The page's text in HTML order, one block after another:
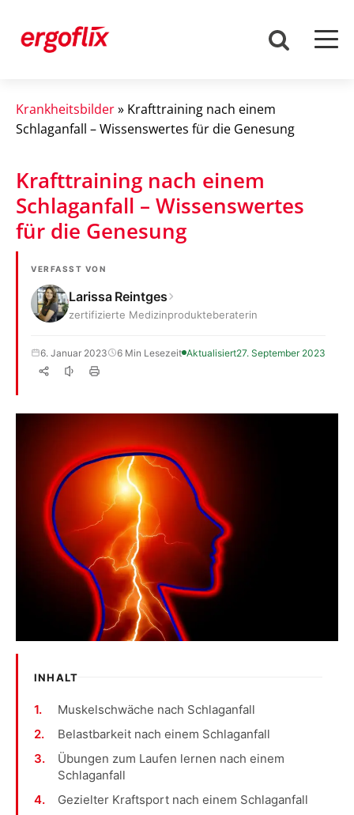
Krankheitsbilder» Krafttraining nach einem
Schlaganfall – Wissenswertes für die Genesung
Krafttraining nach einem
Schlaganfall – Wissenswertes
für die Genesung
VERFASST VON
Larissa Reintges
zertifizierte Medizinprodukteberaterin
6. Januar 2023 6 Min Lesezeit Aktualisiert27. September 2023
INHALT
Muskelschwäche nach Schlaganfall
Belastbarkeit nach einem Schlaganfall
Übungen zum Laufen lernen nach einem
Schlaganfall
Gezielter Kraftsport nach einem Schlaganfall